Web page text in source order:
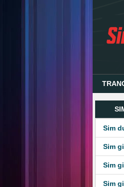
Sim
Sim
Sim
Sim